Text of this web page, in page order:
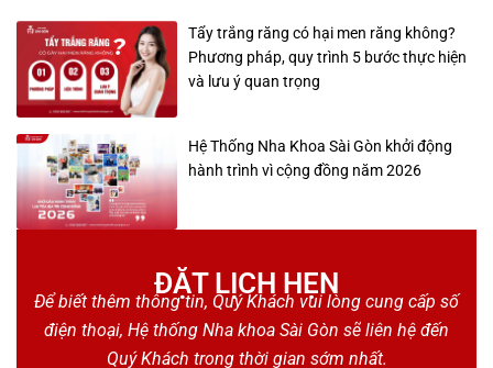
Tẩy trắng răng có hại men răng không?
Phương pháp, quy trình 5 bước thực hiện
và lưu ý quan trọng
Hệ Thống Nha Khoa Sài Gòn khởi động
hành trình vì cộng đồng năm 2026
ĐẶT LỊCH HẸN
Để biết thêm thông tin, Quý Khách vui lòng cung cấp số
điện thoại, Hệ thống Nha khoa Sài Gòn sẽ liên hệ đến
Quý Khách trong thời gian sớm nhất.